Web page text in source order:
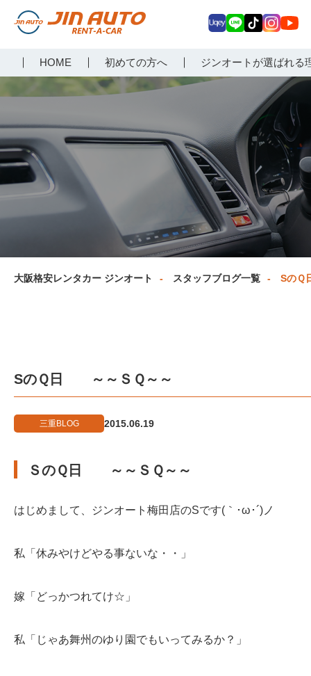
らジンオートレンタカー
HOME 初めての方へ ジンオートが選ばれる
ey E
Tokagr
am
uT
ub
大阪格安レンタカー ジンオート スタッフブログ一覧 Sの
SのＱ日 ～～ＳＱ～～
三重BLOG 2015.06.19
ＳのＱ日 ～～ＳＱ～～
はじめまして、ジンオート梅田店のSです(｀･ω･´)ノ
私「休みやけどやる事ないな・・」
嫁「どっかつれてけ☆」
私「じゃあ舞州のゆり園でもいってみるか？」